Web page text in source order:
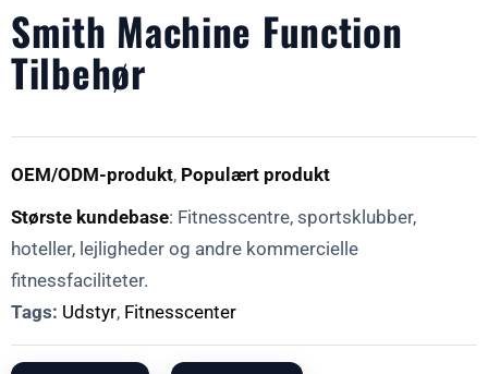
Smith Machine Function
Tilbehør
OEM/ODM-produkt, Populært produkt
Største kundebase: Fitnesscentre, sportsklubber,
hoteller, lejligheder og andre kommercielle
fitnessfaciliteter.
Tags: Udstyr, Fitnesscenter